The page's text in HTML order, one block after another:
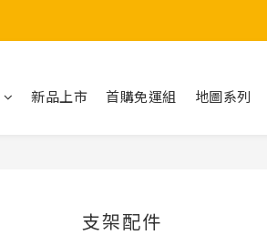
新品上市 首購免運組 地圖系列
支架配件